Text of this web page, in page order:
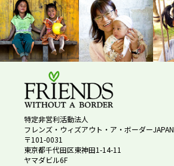
特定非営利活動法人
フレンズ・ウィズアウト・ア・ボーダーJAPAN
〒101-0031
東京都千代田区東神田1-14-11
ヤマダビル6F